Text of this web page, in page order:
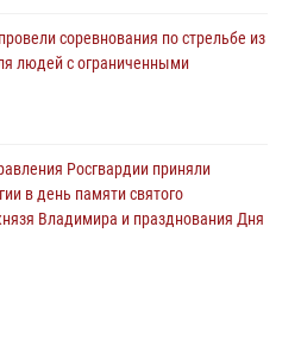
соревнования по стрельбе из
людей с ограниченными
Росгвардии приняли
в день памяти святого
Владимира и празднования Дня